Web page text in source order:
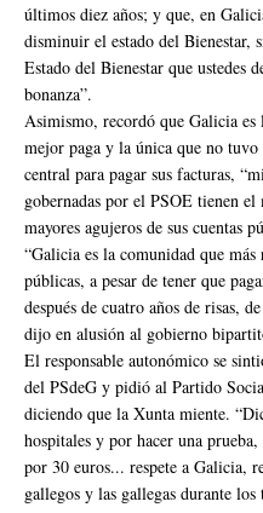
últimos diez años; y que, en
disminuir el estado del Bienestar,
Estado del Bienestar que ustedes
bonanza”.
Asimismo, recordó que Galicia
mejor paga y la única que no
central para pagar sus facturas,
gobernadas por el PSOE tienen
mayores agujeros de sus cuentas
“Galicia es la comunidad que
públicas, a pesar de tener que
después de cuatro años de risas,
dijo en alusión al gobierno
El responsable autonómico se
del PSdeG y pidió al Partido
diciendo que la Xunta miente.
hospitales y por hacer una
por 30 euros... respete a Galicia,
gallegos y las gallegas durante